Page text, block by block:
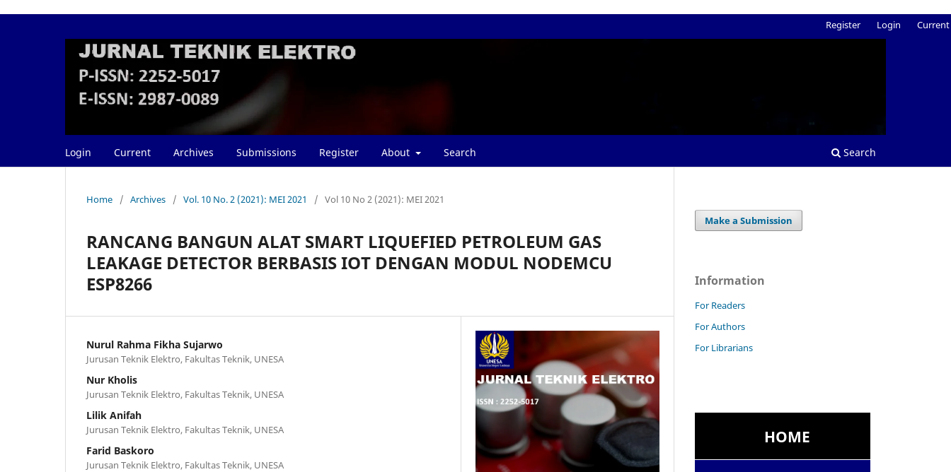
Login Current Archives Submissions Register About Search Search
Register Login Current
Home / Archives / Vol. 10 No. 2 (2021): MEI 2021 / Vol 10 No 2 (2021): MEI 2021
RANCANG BANGUN ALAT SMART LIQUEFIED PETROLEUM GAS
LEAKAGE DETECTOR BERBASIS IOT DENGAN MODUL NODEMCU
ESP8266
Nurul Rahma Fikha Sujarwo
Jurusan Teknik Elektro, Fakultas Teknik, UNESA
Nur Kholis
Jurusan Teknik Elektro, Fakultas Teknik, UNESA
Lilik Anifah
Jurusan Teknik Elektro, Fakultas Teknik, UNESA
Farid Baskoro
Jurusan Teknik Elektro, Fakultas Teknik, UNESA
Make a Submission
Information
For Readers
For Authors
For Librarians
HOME